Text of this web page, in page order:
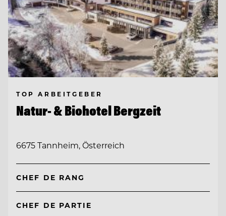
TOP ARBEITGEBER
Natur- & Biohotel Bergzeit
6675 Tannheim, Österreich
CHEF DE RANG
CHEF DE PARTIE